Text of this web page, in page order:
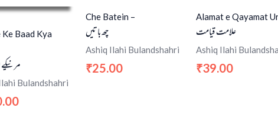
Baad Kya
مرنیکے
Bulandshahri
Che Batein –
چھ باتیں
Ashiq Ilahi Bulandshahri
₹25.00
Alamat e Qayamat
علامت قیامت
Ashiq Ilahi
₹39.00